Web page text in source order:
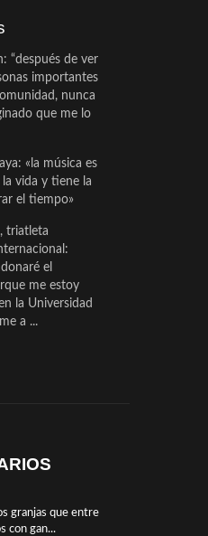
“después de ver
importantes
nunca
que me lo
«la música es
vida y tiene la
el tiempo»
triatleta
el
me estoy
la Universidad
a ...
granjas que entre
con gan...